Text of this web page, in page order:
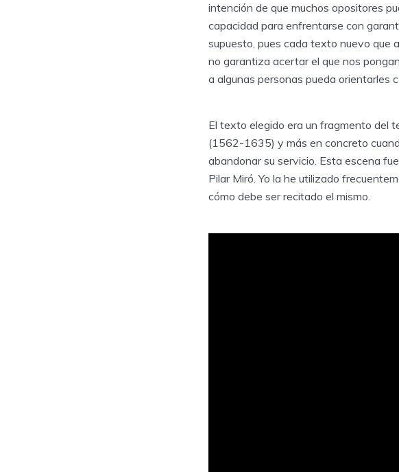
intención de que muchos opositores
capacidad para enfrentarse con
supuesto, pues cada texto nuevo que
no garantiza acertar el que nos
a algunas personas pueda orientarles
El texto elegido era un fragmento del
(1562-1635) y más en concreto
abandonar su servicio. Esta escena
Pilar Miró. Yo la he utilizado
cómo debe ser recitado el mismo.